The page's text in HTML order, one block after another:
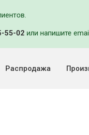
55-02 или напишите
Распродажа